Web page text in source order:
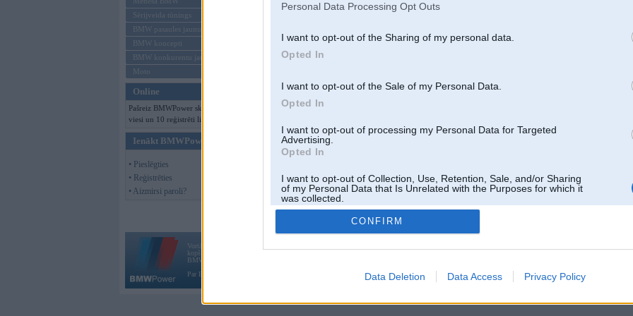
Personal Data Processing Opt Outs
I want to opt-out of the Sharing of my personal data.
Opted In
I want to opt-out of the Sale of my Personal Data.
Opted In
I want to opt-out of processing my Personal Data for Targeted
Advertising.
Opted In
I want to opt-out of Collection, Use, Retention, Sale, and/or Sharing
of my Personal Data that Is Unrelated with the Purposes for which it
was collected.
Opted Out
CONFIRM
Data Deletion Data Access Privacy Policy
Sērijveida tūnings
BMW pasaules jaunumi
BMW koncepti
BMW konkurentu jaunumi
Moto
Online
Pašreiz BMWPower skatās 475
viesi un 10 reģistrēti lietotāji.
Ienākt BMWPower
• Pieslēgties
• Reģistrēties
• Aizmirsi paroli?
Vortāls BMWPower.lv darbojas
kopš 2002. gada 14. maija. Tas nav auto klubs un nav saistīts ar
BMW AG.
Par BMWPower